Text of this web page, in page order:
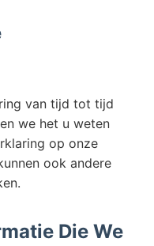
van tijd tot tijd
we het u weten
op onze
ook andere
Die We